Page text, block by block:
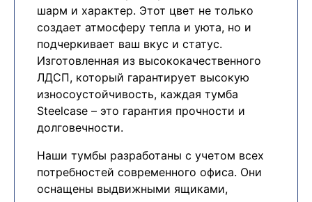
шарм и характер. Этот цвет не только
создает атмосферу тепла и уюта, но и
подчеркивает ваш вкус и статус.
Изготовленная из высококачественного
ЛДСП, который гарантирует высокую
износоустойчивость, каждая тумба
Steelcase – это гарантия прочности и
долговечности.
Наши тумбы разработаны с учетом всех
потребностей современного офиса. Они
оснащены выдвижными ящиками,